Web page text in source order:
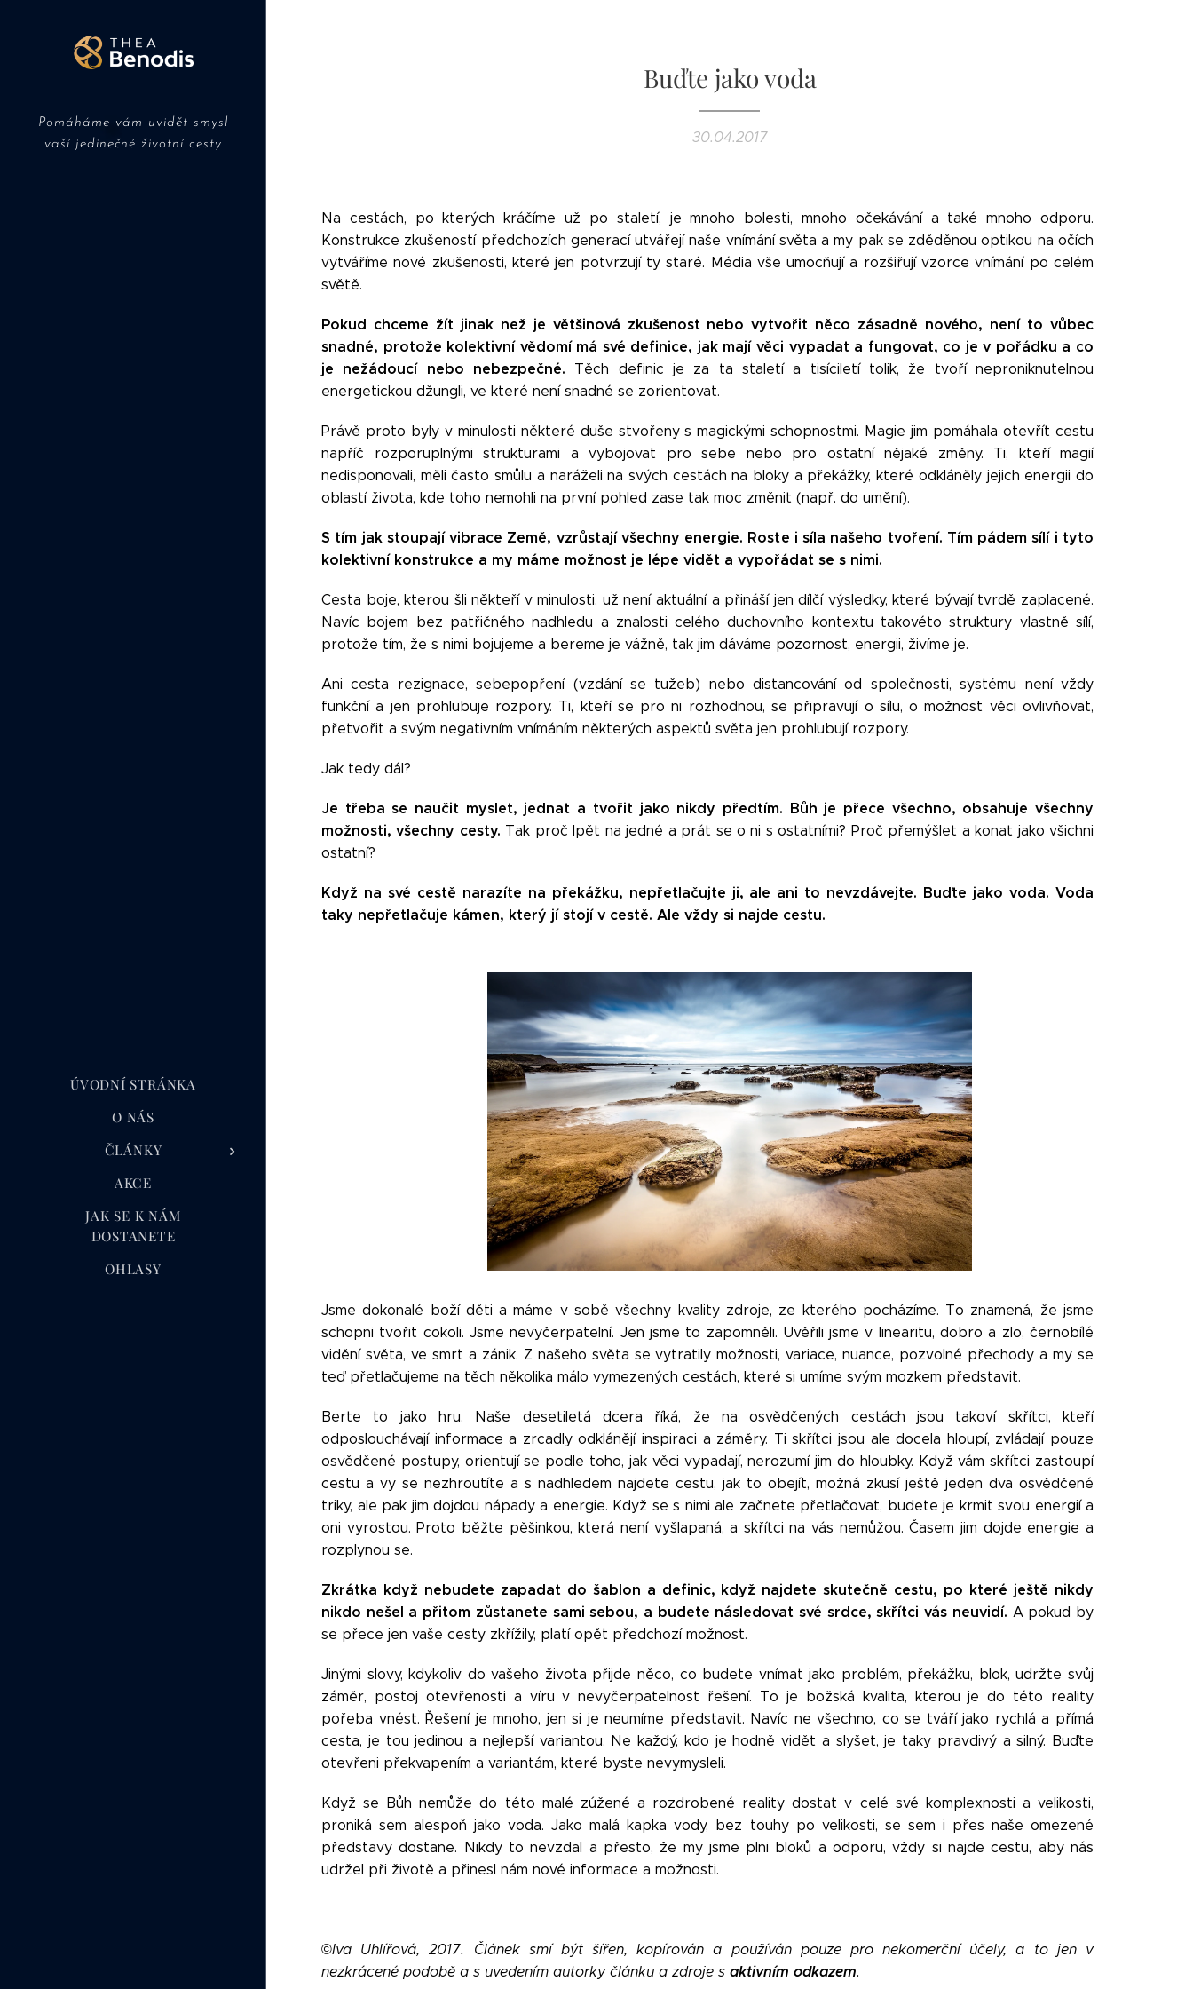
Pomáháme vám uvidět smysl
vaší jedinečné životní cesty
ÚVODNÍ STRÁNKA
O NÁS
ČLÁNKY
AKCE
JAK SE K NÁM
DOSTANETE
OHLASY
Buďte jako voda
30.04.2017
Na cestách, po kterých kráčíme už po staletí, je mnoho bolesti, mnoho očekávání a také mnoho odporu.
Konstrukce zkušeností předchozích generací utvářejí naše vnímání světa a my pak se zděděnou optikou na očích
vytváříme nové zkušenosti, které jen potvrzují ty staré. Média vše umocňují a rozšiřují vzorce vnímání po celém
světě.
Pokud chceme žít jinak než je většinová zkušenost nebo vytvořit něco zásadně nového, není to vůbec
snadné, protože kolektivní vědomí má své definice, jak mají věci vypadat a fungovat, co je v pořádku a co
je nežádoucí nebo nebezpečné. Těch definic je za ta staletí a tisíciletí tolik, že tvoří neproniknutelnou
energetickou džungli, ve které není snadné se zorientovat.
Právě proto byly v minulosti některé duše stvořeny s magickými schopnostmi. Magie jim pomáhala otevřít cestu
napříč rozporuplnými strukturami a vybojovat pro sebe nebo pro ostatní nějaké změny. Ti, kteří magií
nedisponovali, měli často smůlu a naráželi na svých cestách na bloky a překážky, které odkláněly jejich energii do
oblastí života, kde toho nemohli na první pohled zase tak moc změnit (např. do umění).
S tím jak stoupají vibrace Země, vzrůstají všechny energie. Roste i síla našeho tvoření. Tím pádem sílí i tyto
kolektivní konstrukce a my máme možnost je lépe vidět a vypořádat se s nimi.
Cesta boje, kterou šli někteří v minulosti, už není aktuální a přináší jen dílčí výsledky, které bývají tvrdě zaplacené.
Navíc bojem bez patřičného nadhledu a znalosti celého duchovního kontextu takovéto struktury vlastně sílí,
protože tím, že s nimi bojujeme a bereme je vážně, tak jim dáváme pozornost, energii, živíme je.
Ani cesta rezignace, sebepopření (vzdání se tužeb) nebo distancování od společnosti, systému není vždy
funkční a jen prohlubuje rozpory. Ti, kteří se pro ni rozhodnou, se připravují o sílu, o možnost věci ovlivňovat,
přetvořit a svým negativním vnímáním některých aspektů světa jen prohlubují rozpory.
Jak tedy dál?
Je třeba se naučit myslet, jednat a tvořit jako nikdy předtím. Bůh je přece všechno, obsahuje všechny
možnosti, všechny cesty. Tak proč lpět na jedné a prát se o ni s ostatními? Proč přemýšlet a konat jako všichni
ostatní?
Když na své cestě narazíte na překážku, nepřetlačujte ji, ale ani to nevzdávejte. Buďte jako voda. Voda
taky nepřetlačuje kámen, který jí stojí v cestě. Ale vždy si najde cestu.
Jsme dokonalé boží děti a máme v sobě všechny kvality zdroje, ze kterého pocházíme. To znamená, že jsme
schopni tvořit cokoli. Jsme nevyčerpatelní. Jen jsme to zapomněli. Uvěřili jsme v linearitu, dobro a zlo, černobílé
vidění světa, ve smrt a zánik. Z našeho světa se vytratily možnosti, variace, nuance, pozvolné přechody a my se
teď přetlačujeme na těch několika málo vymezených cestách, které si umíme svým mozkem představit.
Berte to jako hru. Naše desetiletá dcera říká, že na osvědčených cestách jsou takoví skřítci, kteří
odposlouchávají informace a zrcadly odklánějí inspiraci a záměry. Ti skřítci jsou ale docela hloupí, zvládají pouze
osvědčené postupy, orientují se podle toho, jak věci vypadají, nerozumí jim do hloubky. Když vám skřítci zastoupí
cestu a vy se nezhroutíte a s nadhledem najdete cestu, jak to obejít, možná zkusí ještě jeden dva osvědčené
triky, ale pak jim dojdou nápady a energie. Když se s nimi ale začnete přetlačovat, budete je krmit svou energií a
oni vyrostou. Proto běžte pěšinkou, která není vyšlapaná, a skřítci na vás nemůžou. Časem jim dojde energie a
rozplynou se.
Zkrátka když nebudete zapadat do šablon a definic, když najdete skutečně cestu, po které ještě nikdy
nikdo nešel a přitom zůstanete sami sebou, a budete následovat své srdce, skřítci vás neuvidí. A pokud by
se přece jen vaše cesty zkřížily, platí opět předchozí možnost.
Jinými slovy, kdykoliv do vašeho života přijde něco, co budete vnímat jako problém, překážku, blok, udržte svůj
záměr, postoj otevřenosti a víru v nevyčerpatelnost řešení. To je božská kvalita, kterou je do této reality
pořeba vnést. Řešení je mnoho, jen si je neumíme představit. Navíc ne všechno, co se tváří jako rychlá a přímá
cesta, je tou jedinou a nejlepší variantou. Ne každý, kdo je hodně vidět a slyšet, je taky pravdivý a silný. Buďte
otevřeni překvapením a variantám, které byste nevymysleli.
Když se Bůh nemůže do této malé zúžené a rozdrobené reality dostat v celé své komplexnosti a velikosti,
proniká sem alespoň jako voda. Jako malá kapka vody, bez touhy po velikosti, se sem i přes naše omezené
představy dostane. Nikdy to nevzdal a přesto, že my jsme plni bloků a odporu, vždy si najde cestu, aby nás
udržel při životě a přinesl nám nové informace a možnosti.
©Iva Uhlířová, 2017. Článek smí být šířen, kopírován a používán pouze pro nekomerční účely, a to jen v
nezkrácené podobě a s uvedením autorky článku a zdroje s aktivním odkazem.